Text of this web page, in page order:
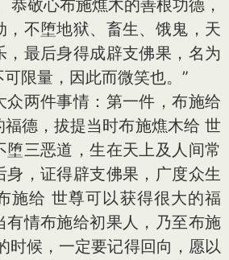
恭敬心布施燋木的善根功德，
，不堕地狱、畜生、饿鬼，天
，最后身得成辟支佛果，名为
限量，因此而微笑也。”
众两件事情：第一件，布施给
德，拔提当时布施燋木给 世
堕三恶道，生在天上及人间常
身，证得辟支佛果，广度众生
施给 世尊可以获得很大的福
有情布施给初果人，乃至布施
时候，一定要记得回向，愿以